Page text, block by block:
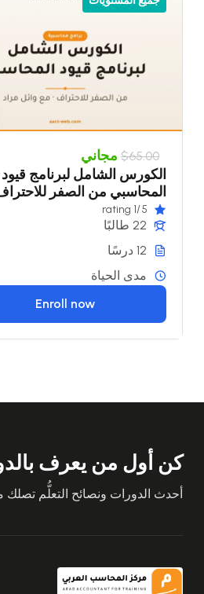
•
نؤمن
$65.00 مجاني
الكورس الشامل لبرنامج قيود
المحاسبي من الصفر
وائل مراد
5
/1 rating
22 طالبًا
12 درسًا
مدى الحياة
Enroll now
كن أول من يعرف
أحدث الدورات ونصائح التعلُّم تصلك